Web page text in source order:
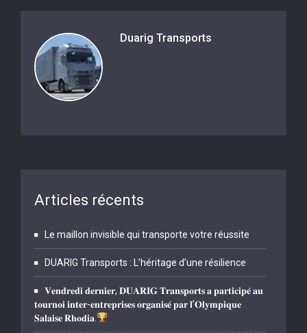
Duarig Transports
Articles récents
Le maillon invisible qui transporte votre réussite
DUARIG Transports : L’héritage d’une résilience
𝐕𝐞𝐧𝐝𝐫𝐞𝐝𝐢 𝐝𝐞𝐫𝐧𝐢𝐞𝐫, 𝐃𝐔𝐀𝐑𝐈𝐆 𝐓𝐫𝐚𝐧𝐬𝐩𝐨𝐫𝐭𝐬 𝐚 𝐩𝐚𝐫𝐭𝐢𝐜𝐢𝐩𝐞́ 𝐚𝐮
𝐭𝐨𝐮𝐫𝐧𝐨𝐢 𝐢𝐧𝐭𝐞𝐫-𝐞𝐧𝐭𝐫𝐞𝐩𝐫𝐢𝐬𝐞𝐬 𝐨𝐫𝐠𝐚𝐧𝐢𝐬𝐞́ 𝐩𝐚𝐫 𝐥’𝐎𝐥𝐲𝐦𝐩𝐢𝐪𝐮𝐞
𝐒𝐚𝐥𝐚𝐢𝐬𝐞 𝐑𝐡𝐨𝐝𝐢𝐚.